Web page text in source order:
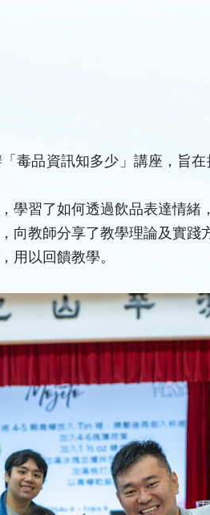
毒品資訊知多少」講座，旨
習了如何透過飲品表達情緒
教師分享了教學理論及實踐
用以回饋教學。